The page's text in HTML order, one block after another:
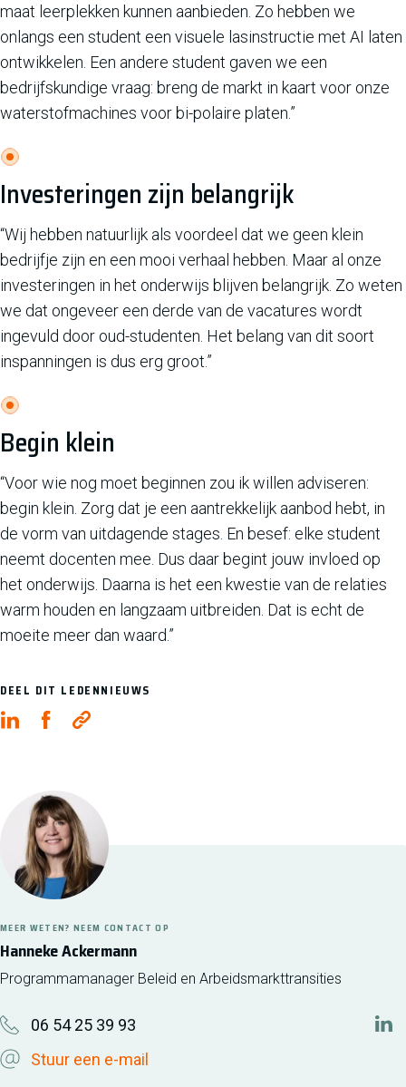
maat leerplekken kunnen aanbieden. Zo hebben we
onlangs een student een visuele lasinstructie met AI laten
ontwikkelen. Een andere student gaven we een
bedrijfskundige vraag: breng de markt in kaart voor onze
waterstofmachines voor bi-polaire platen.”
Investeringen zijn belangrijk
“Wij hebben natuurlijk als voordeel dat we geen klein
bedrijfje zijn en een mooi verhaal hebben. Maar al onze
investeringen in het onderwijs blijven belangrijk. Zo weten
we dat ongeveer een derde van de vacatures wordt
ingevuld door oud-studenten. Het belang van dit soort
inspanningen is dus erg groot.”
Begin klein
“Voor wie nog moet beginnen zou ik willen adviseren:
begin klein. Zorg dat je een aantrekkelijk aanbod hebt, in
de vorm van uitdagende stages. En besef: elke student
neemt docenten mee. Dus daar begint jouw invloed op
het onderwijs. Daarna is het een kwestie van de relaties
warm houden en langzaam uitbreiden. Dat is echt de
moeite meer dan waard.”
DEEL DIT LEDENNIEUWS
Hanneke Ackermann
MEER WETEN? NEEM CONTACT OP
Programmamanager Beleid en Arbeidsmarkttransities
06 54 25 39 93
Stuur een e-mail